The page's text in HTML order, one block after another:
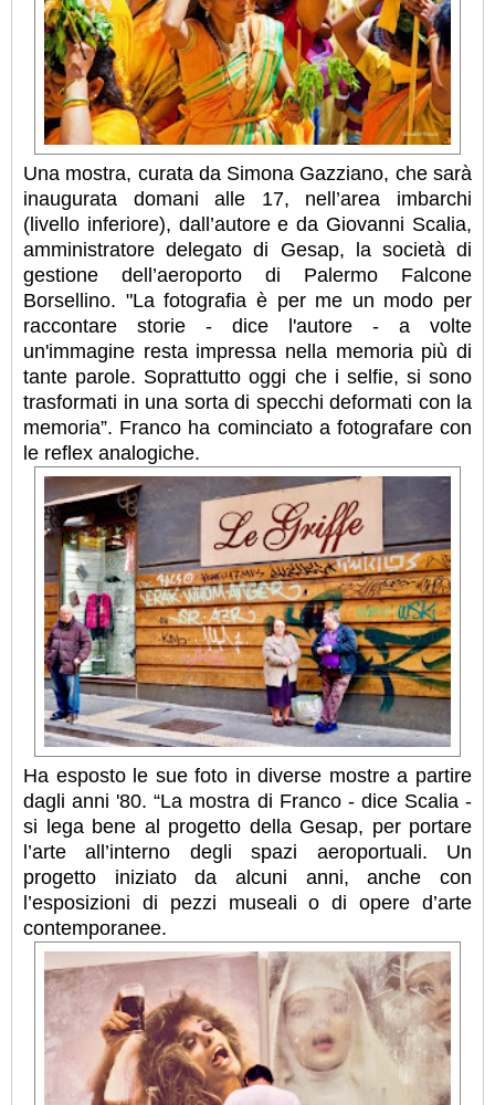
Una mostra, curata da Simona Gazziano, che sarà
inaugurata domani alle 17, nell’area imbarchi
(livello inferiore), dall’autore e da Giovanni Scalia,
amministratore delegato di Gesap, la società di
gestione dell’aeroporto di Palermo Falcone
Borsellino. "La fotografia è per me un modo per
raccontare storie - dice l'autore - a volte
un'immagine resta impressa nella memoria più di
tante parole. Soprattutto oggi che i selfie, si sono
trasformati in una sorta di specchi deformati con la
memoria”. Franco ha cominciato a fotografare con
le reflex analogiche.
Ha esposto le sue foto in diverse mostre a partire
dagli anni '80. “La mostra di Franco - dice Scalia -
si lega bene al progetto della Gesap, per portare
l’arte all’interno degli spazi aeroportuali. Un
progetto iniziato da alcuni anni, anche con
l’esposizioni di pezzi museali o di opere d’arte
contemporanee.